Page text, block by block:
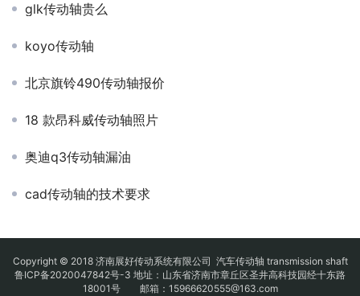
glk传动轴贵么
koyo传动轴
北京旗铃490传动轴报价
18 款昂科威传动轴照片
奥迪q3传动轴漏油
cad传动轴的技术要求
Copyright © 2018 济南展好传动系统有限公司 汽车传动轴 transmission shaft
鲁ICP备2020047842号-3 地址：山东省济南市章丘区圣井高科技园经十东路
18001号 邮箱：15966620555@163.com